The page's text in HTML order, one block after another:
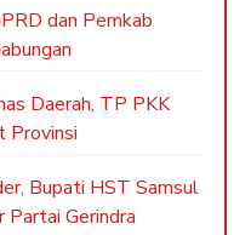
dan Pemkab
Daerah, TP PKK
Provinsi
Bupati HST Samsul
Partai Gerindra